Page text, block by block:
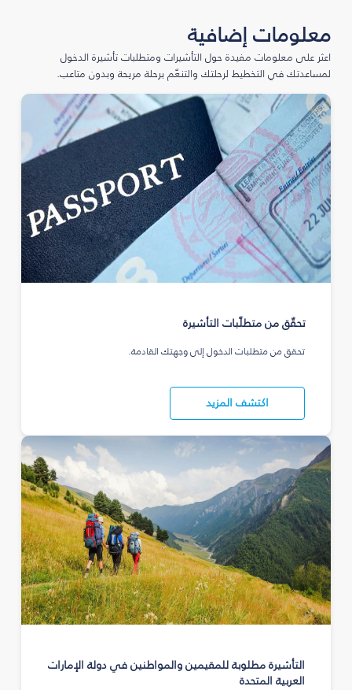
معلومات إضافية
اعثر على معلومات مفيدة حول التأشيرات ومتطلبات تأشيرة الدخول
لمساعدتك في التخطيط لرحلتك والتنعّم برحلة مريحة وبدون متاعب.
تحقّق من متطلّبات التأشيرة
تحقق من متطلبات الدخول إلى وجهتك القادمة.
اكتشف المزيد
التأشيرة مطلوبة للمقيمين والمواطنين في دولة الإمارات
العربية المتحدة